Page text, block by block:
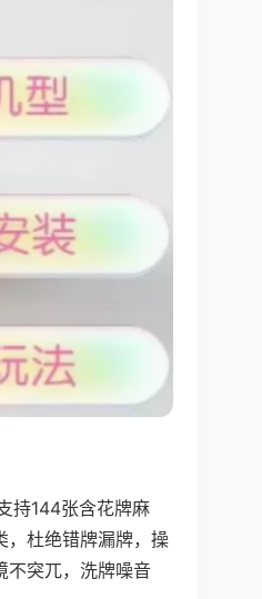
持144张含花牌麻
，杜绝错牌漏牌，操
不突兀，洗牌噪音